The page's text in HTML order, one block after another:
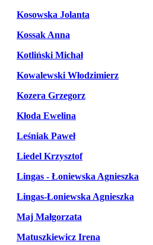
Kosowska Jolanta
Kossak Anna
Kotliński Michał
Kowalewski Włodzimierz
Kozera Grzegorz
Kłoda Ewelina
Leśniak Paweł
Liedel Krzysztof
Lingas - Łoniewska Agnieszka
Lingas-Łoniewska Agnieszka
Maj Małgorzata
Matuszkiewicz Irena